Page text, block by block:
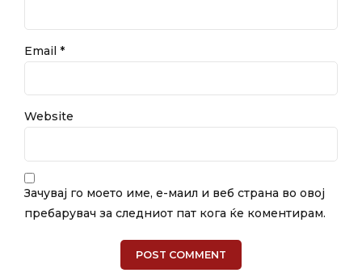
Email *
Website
Зачувај го моето име, е-маил и веб страна во овој
пребарувач за следниот пат кога ќе коментирам.
POST COMMENT